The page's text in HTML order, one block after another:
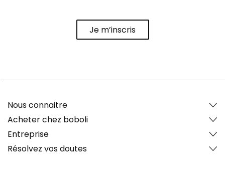
Je m’inscris
Nous connaitre
Acheter chez boboli
Entreprise
Résolvez vos doutes